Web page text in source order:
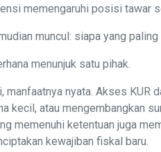
memengaruhi posisi tawar
muncul: siapa yang paling
menunjuk satu pihak.
manfaatnya nyata. Akses KUR
kecil, atau mengembangkan
memenuhi ketentuan juga
kewajiban fiskal baru.